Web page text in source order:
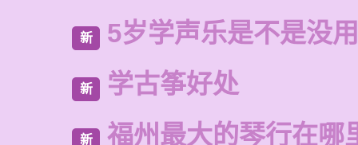
新 5岁学声乐是不是没用
新 学古筝好处
新 福州最大的琴行在哪